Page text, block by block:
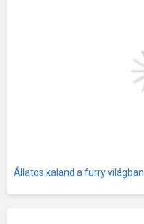
Állatos kaland a furry világban